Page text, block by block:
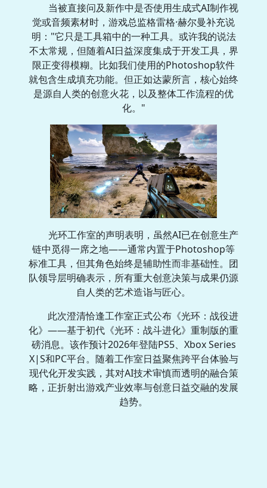
当被直接问及新作中是否使用生成式AI制作视
觉或音频素材时，游戏总监格雷格·赫尔曼补充说
明："它只是工具箱中的一种工具。或许我的说法
不太常规，但随着AI日益深度集成于开发工具，界
限正变得模糊。比如我们使用的Photoshop软件
就包含生成填充功能。但正如达蒙所言，核心始终
是源自人类的创意火花，以及整体工作流程的优
化。"
光环工作室的声明表明，虽然AI已在创意生产
链中觅得一席之地——通常内置于Photoshop等
标准工具，但其角色始终是辅助性而非基础性。团
队领导层明确表示，所有重大创意决策与成果仍源
自人类的艺术造诣与匠心。
此次澄清恰逢工作室正式公布《光环：战役进
化》——基于初代《光环：战斗进化》重制版的重
磅消息。该作预计2026年登陆PS5、Xbox Series
X|S和PC平台。随着工作室日益聚焦跨平台体验与
现代化开发实践，其对AI技术审慎而透明的融合策
略，正折射出游戏产业效率与创意日益交融的发展
趋势。